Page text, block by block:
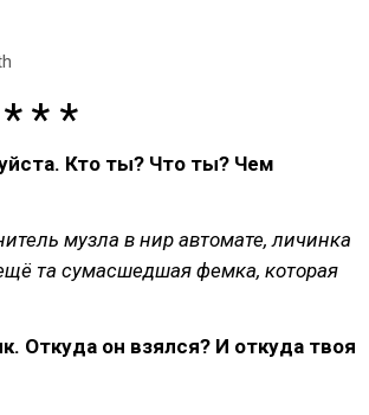
Кто ты? Что ты? Чем
музла в нир автомате, личинка
та сумасшедшая фемка, которая
Откуда он взялся? И откуда твоя